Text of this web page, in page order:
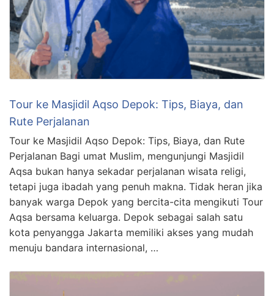
Tour ke Masjidil Aqso Depok: Tips, Biaya, dan
Rute Perjalanan
Tour ke Masjidil Aqso Depok: Tips, Biaya, dan Rute
Perjalanan Bagi umat Muslim, mengunjungi Masjidil
Aqsa bukan hanya sekadar perjalanan wisata religi,
tetapi juga ibadah yang penuh makna. Tidak heran jika
banyak warga Depok yang bercita-cita mengikuti Tour
Aqsa bersama keluarga. Depok sebagai salah satu
kota penyangga Jakarta memiliki akses yang mudah
menuju bandara internasional, …